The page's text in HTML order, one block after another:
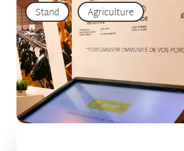
Stand Agriculture